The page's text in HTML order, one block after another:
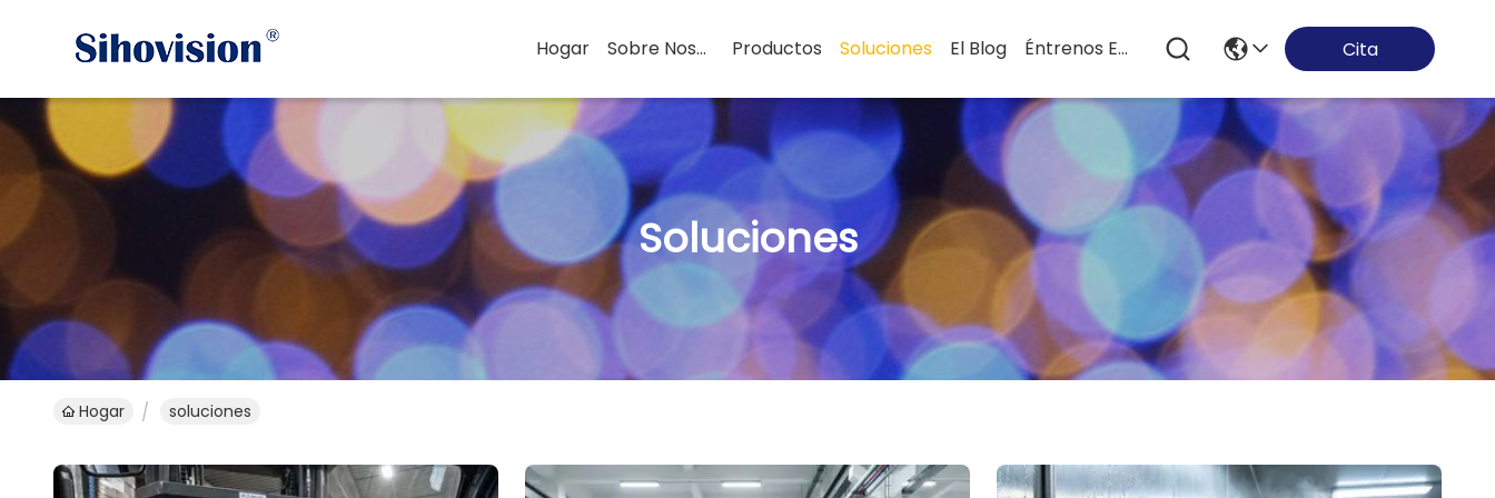
Hogar Sobre Nosotros Productos Soluciones El Blog Éntrenos En Contacto Con Cita
Soluciones
Hogar soluciones